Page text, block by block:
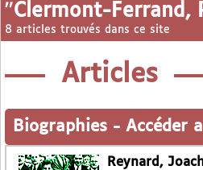
"Clermont-Ferrand,
8 articles trouvés dans ce site
Articles
Biographies - Accéder
Reynard,